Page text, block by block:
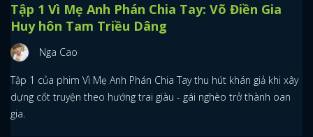
Tập 1 Vì Mẹ Anh Phán Chia Tay: Võ Điền Gia
Huy hôn Tam Triều Dâng
Nga Cao
Tập 1 của phim Vì Mẹ Anh Phán Chia Tay thu hút khán giả khi xây
dựng cốt truyện theo hướng trai giàu - gái nghèo trở thành oan
gia.